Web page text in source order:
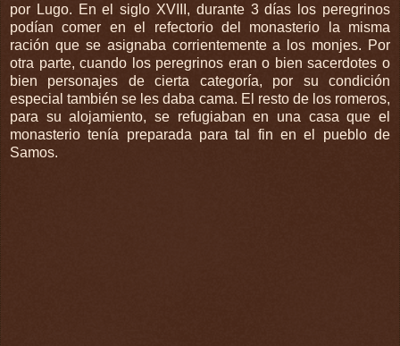
por Lugo. En el siglo XVIII, durante 3 días los peregrinos
podían comer en el refectorio del monasterio la misma
ración que se asignaba corrientemente a los monjes. Por
otra parte, cuando los peregrinos eran o bien sacerdotes o
bien personajes de cierta categoría, por su condición
especial también se les daba cama. El resto de los romeros,
para su alojamiento, se refugiaban en una casa que el
monasterio tenía preparada para tal fin en el pueblo de
Samos.